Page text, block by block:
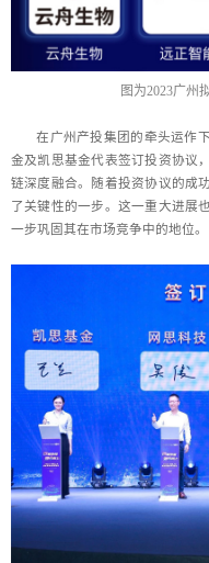
图为2023广州
在广州产投集团的牵头运作
金及凯思基金代表签订投资协议
链深度融合。随着投资协议的成
了关键性的一步。这一重大进展
一步巩固其在市场竞争中的地位。